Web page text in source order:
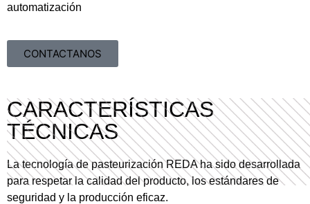
automatización
CONTACTANOS
CARACTERÍSTICAS
TÉCNICAS
La tecnología de pasteurización REDA ha sido desarrollada
para respetar la calidad del producto, los estándares de
seguridad y la producción eficaz.